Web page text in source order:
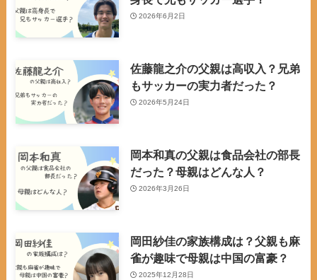
2026年6月2日
佐藤龍之介の父親は高収入？兄弟
もサッカーの実力者だった？
2026年5月24日
岡本和真の父親は食品会社の部長
だった？母親はどんな人？
2026年3月26日
岡田紗佳の家族構成は？父親も麻
雀が趣味で母親は中国の富豪？
2025年12月28日